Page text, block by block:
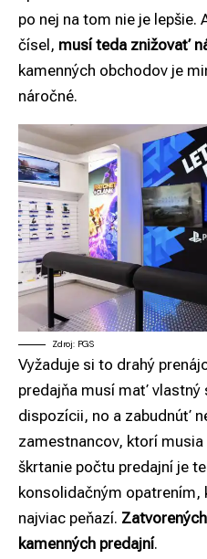
po nej na tom nie je lepšie.
čísel, musí teda znižovať
kamenných obchodov je
náročné.
Zdroj: PGS
Vyžaduje si to drahý
predajňa musí mať vlastný
dispozícii, no a zabudnúť
zamestnancov, ktorí
škrtanie počtu predajní je
konsolidačným
najviac peňazí.
kamenných predajní.